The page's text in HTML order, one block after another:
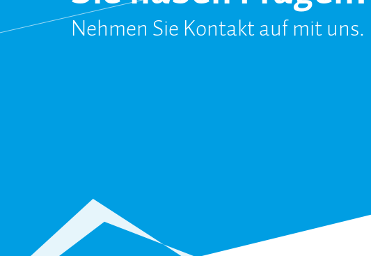
Nehmen Sie Kontakt auf mit uns.